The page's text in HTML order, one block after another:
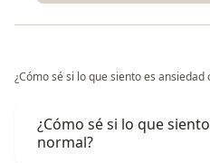
¿Cómo sé si lo que siento es ansiedad
¿Cómo sé si lo que
normal?